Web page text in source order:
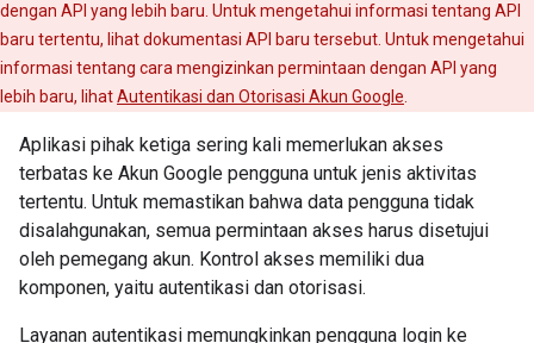
dengan API yang lebih baru. Untuk mengetahui informasi tentang API
baru tertentu, lihat dokumentasi API baru tersebut. Untuk mengetahui
informasi tentang cara mengizinkan permintaan dengan API yang
lebih baru, lihatAutentikasi dan Otorisasi Akun Google
Aplikasi pihak ketiga sering kali memerlukan akses
terbatas ke Akun Google pengguna untuk jenis aktivitas
tertentu. Untuk memastikan bahwa data pengguna tidak
disalahgunakan, semua permintaan akses harus disetujui
oleh pemegang akun. Kontrol akses memiliki dua
komponen, yaitu autentikasi dan otorisasi.
Layanan autentikasi memungkinkan pengguna login ke